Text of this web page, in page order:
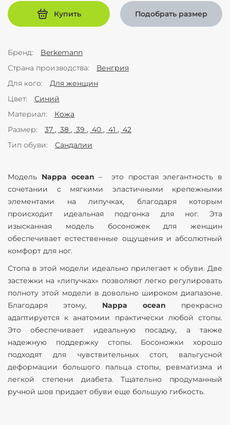
Купить Подобрать размер
Бренд
Berkemann
Страна производства
Венгрия
Для кого
Для женщин
Цвет
Синий
Материал
Кожа
Размер
37 38 39 40 41
42
Тип обуви
Сандалии
Модель Nappa ocean – это простая элегантность в
сочетании с мягкими эластичными крепежными
элементами на липучках, благодаря которым
происходит идеальная подгонка для ног. Эта
изысканная модель босоножек для женщин
обеспечивает естественные ощущения и абсолютный
комфорт для ног.
Стопа в этой модели идеально прилегает к обуви. Две
застежки на «липучках» позволяют легко регулировать
полноту этой модели в довольно широком диапазоне.
Благодаря этому, Nappa ocean прекрасно
адаптируется к анатомии практически любой стопы.
Это обеспечивает идеальную посадку, а также
надежную поддержку стопы. Босоножки хорошо
подходят для чувствительных стоп, вальгусной
деформации большого пальца стопы, ревматизма и
легкой степени диабета. Тщательно продуманный
ручной шов придает обуви еще большую гибкость.